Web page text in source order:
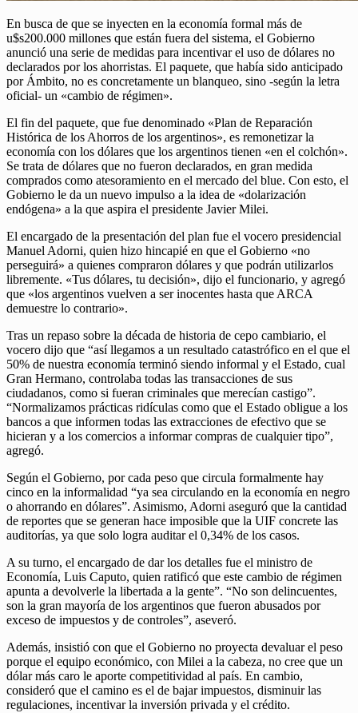
En busca de que se inyecten en la economía formal más de
u$s200.000 millones que están fuera del sistema, el Gobierno
anunció una serie de medidas para incentivar el uso de dólares no
declarados por los ahorristas. El paquete, que había sido anticipado
por Ámbito, no es concretamente un blanqueo, sino -según la letra
oficial- un «cambio de régimen».
El fin del paquete, que fue denominado «Plan de Reparación
Histórica de los Ahorros de los argentinos», es remonetizar la
economía con los dólares que los argentinos tienen «en el colchón».
Se trata de dólares que no fueron declarados, en gran medida
comprados como atesoramiento en el mercado del blue. Con esto, el
Gobierno le da un nuevo impulso a la idea de «dolarización
endógena» a la que aspira el presidente Javier Milei.
El encargado de la presentación del plan fue el vocero presidencial
Manuel Adorni, quien hizo hincapié en que el Gobierno «no
perseguirá» a quienes compraron dólares y que podrán utilizarlos
libremente. «Tus dólares, tu decisión», dijo el funcionario, y agregó
que «los argentinos vuelven a ser inocentes hasta que ARCA
demuestre lo contrario».
Tras un repaso sobre la década de historia de cepo cambiario, el
vocero dijo que “así llegamos a un resultado catastrófico en el que el
50% de nuestra economía terminó siendo informal y el Estado, cual
Gran Hermano, controlaba todas las transacciones de sus
ciudadanos, como si fueran criminales que merecían castigo”.
“Normalizamos prácticas ridículas como que el Estado obligue a los
bancos a que informen todas las extracciones de efectivo que se
hicieran y a los comercios a informar compras de cualquier tipo”,
agregó.
Según el Gobierno, por cada peso que circula formalmente hay
cinco en la informalidad “ya sea circulando en la economía en negro
o ahorrando en dólares”. Asimismo, Adorni aseguró que la cantidad
de reportes que se generan hace imposible que la UIF concrete las
auditorías, ya que solo logra auditar el 0,34% de los casos.
A su turno, el encargado de dar los detalles fue el ministro de
Economía, Luis Caputo, quien ratificó que este cambio de régimen
apunta a devolverle la libertada a la gente”. “No son delincuentes,
son la gran mayoría de los argentinos que fueron abusados por
exceso de impuestos y de controles”, aseveró.
Además, insistió con que el Gobierno no proyecta devaluar el peso
porque el equipo económico, con Milei a la cabeza, no cree que un
dólar más caro le aporte competitividad al país. En cambio,
consideró que el camino es el de bajar impuestos, disminuir las
regulaciones, incentivar la inversión privada y el crédito.